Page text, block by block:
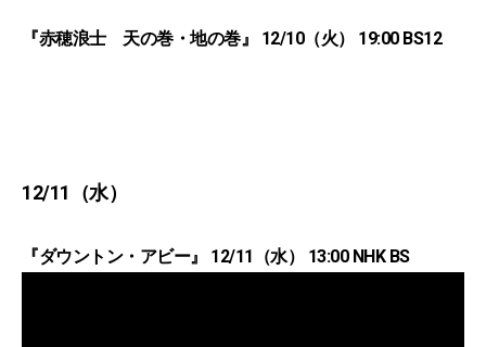
『赤穂浪士 天の巻・地の巻』 12/10（火） 19:00 BS12
12/11（水）
『ダウントン・アビー』 12/11（水） 13:00 NHK BS